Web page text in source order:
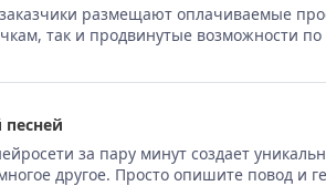
размещают оплачиваемые
так и продвинутые возможности по
за пару минут создает
другое. Просто опишите повод и